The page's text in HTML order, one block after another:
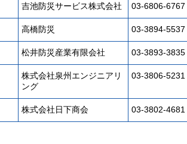
吉池防災サービス株式会社 03-6806-6767
高橋防災 03-3894-5537
松井防災産業有限会社 03-3893-3835
株式会社泉州エンジニアリ
ング
03-3806-5231
株式会社日下商会 03-3802-4681